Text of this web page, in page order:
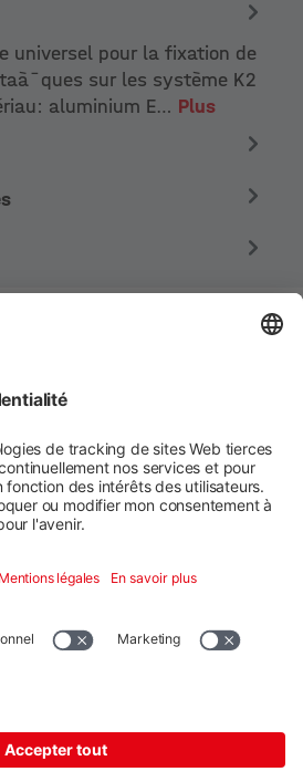
universel pour la fixation de
sur les système K2
aluminium E… Plus
1 · 71272 Renningen ·